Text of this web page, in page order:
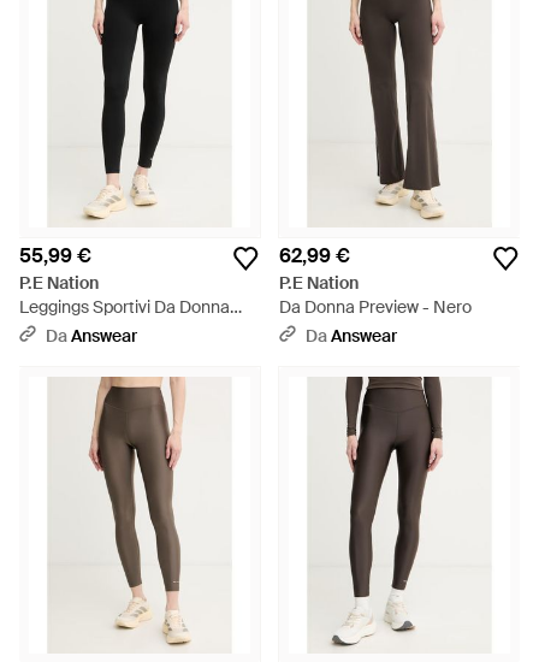
55,99 €
P.E Nation
Leggings Sportivi Da Donna
Wander - Nero
DaAnswear
62,99 €
P.E Nation
Da Donna Preview - Nero
DaAnswear